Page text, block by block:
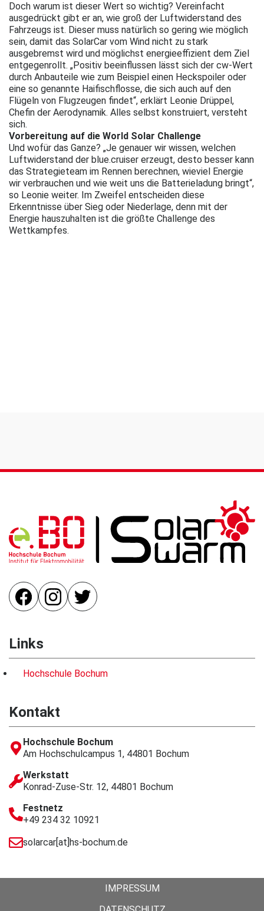
Doch warum ist dieser Wert so wichtig? Vereinfacht
ausgedrückt gibt er an, wie groß der Luftwiderstand des
Fahrzeugs ist. Dieser muss natürlich so gering wie möglich
sein, damit das SolarCar vom Wind nicht zu stark
ausgebremst wird und möglichst energieeffizient dem Ziel
entgegenrollt. „Positiv beeinflussen lässt sich der cw-Wert
durch Anbauteile wie zum Beispiel einen Heckspoiler oder
eine so genannte Haifischflosse, die sich auch auf den
Flügeln von Flugzeugen findet“, erklärt Leonie Drüppel,
Chefin der Aerodynamik. Alles selbst konstruiert, versteht
sich.
Vorbereitung auf die World Solar Challenge
Und wofür das Ganze? „Je genauer wir wissen, welchen
Luftwiderstand der blue.cruiser erzeugt, desto besser kann
das Strategieteam im Rennen berechnen, wieviel Energie
wir verbrauchen und wie weit uns die Batterieladung bringt“,
so Leonie weiter. Im Zweifel entscheiden diese
Erkenntnisse über Sieg oder Niederlage, denn mit der
Energie hauszuhalten ist die größte Challenge des
Wettkampfes.
Links
Hochschule Bochum
Kontakt
Hochschule Bochum
Am Hochschulcampus 1, 44801 Bochum
Werkstatt
Konrad-Zuse-Str. 12, 44801 Bochum
Festnetz
+49 234 32 10921
solarcar[at]hs-bochum.de
IMPRESSUM